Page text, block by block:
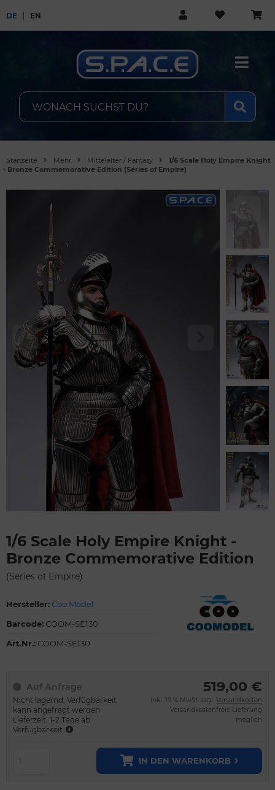
DE EN
Startseite Mehr Mittelalter / Fantasy
1/6 Scale Holy Empire Knight
- Bronze Commemorative Edition (Series of Empire)
1/6 Scale Holy Empire Knight -
Bronze Commemorative Edition
(Series of Empire)
Hersteller: Coo Model
Barcode: COOM-SE130
Art.Nr.: COOM-SE130
Auf Anfrage
Nicht lagernd, Verfügbarkeit
kann angefragt werden
Lieferzeit: 1-2 Tage ab
Verfügbarkeit
519,00 €
inkl. 19 % MwSt. zzgl. Versandkosten
Versandkostenfreie Lieferung
möglich
IN DEN WARENKORB